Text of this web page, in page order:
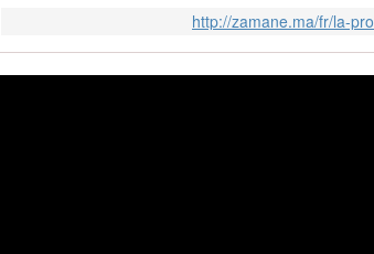
http://zamane.ma/fr/la-